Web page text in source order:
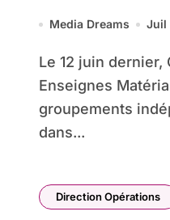
pour
Media Dreams Juil
Le 12 juin dernier, CMEM, Centrale Multi-
Enseignes
groupements
dans...
Direction Opérations